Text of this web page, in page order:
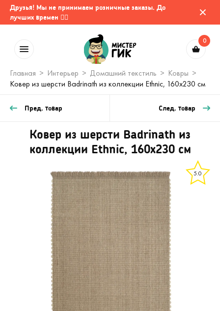
Друзья! Мы не принимаем розничные заказы. До
лучших времен 🤷‍♂️
0
Главная Интерьер Домашний текстиль
Ковры
Ковер из шерсти Badrinath из коллекции Ethnic, 160x230 см
Пред. товар След. товар
Ковер из шерсти Badrinath из
коллекции Ethnic, 160x230 см
5.0